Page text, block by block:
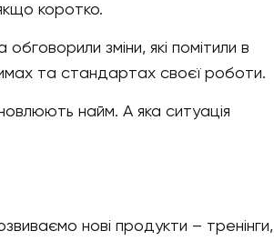
коротко.
зміни, які помітили в
та стандартах своєї роботи.
найм. А яка ситуація
нові продукти – тренінги,